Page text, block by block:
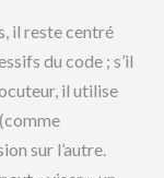
il reste centré
du code ; s’il
il utilise
sur l’autre.